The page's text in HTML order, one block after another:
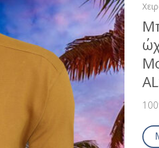
Προσθήκη
στη Λίστα
Επιθυμίας